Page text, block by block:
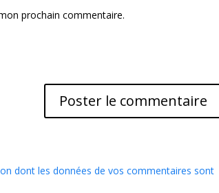
prochain commentaire.
dont les données de vos commentaires sont